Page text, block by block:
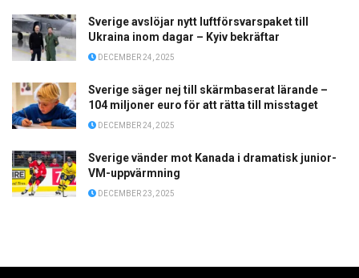
Sverige avslöjar nytt luftförsvarspaket till
Ukraina inom dagar – Kyiv bekräftar
DECEMBER 24, 2025
Sverige säger nej till skärmbaserat lärande –
104 miljoner euro för att rätta till misstaget
DECEMBER 24, 2025
Sverige vänder mot Kanada i dramatisk junior-
VM-uppvärmning
DECEMBER 23, 2025